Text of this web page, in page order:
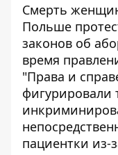
Смерть
Польше
законов об
время
"Права и
фигурировали
пациентки из-